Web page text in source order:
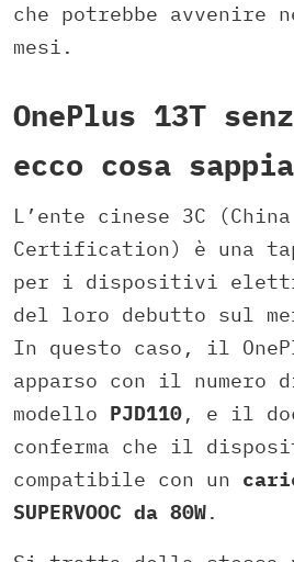
che potrebbe avvenire
mesi.
OnePlus 13T
ecco cosa
L’ente cinese 3C (China
Certification) è una
per i dispositivi
del loro debutto sul
In questo caso, il
apparso con il numero
modello PJD110, e il
conferma che il
compatibile con un
SUPERVOOC da 80W.